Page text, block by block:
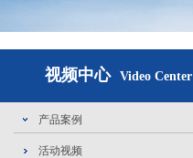
视频中心 Video Center
产品案例
活动视频